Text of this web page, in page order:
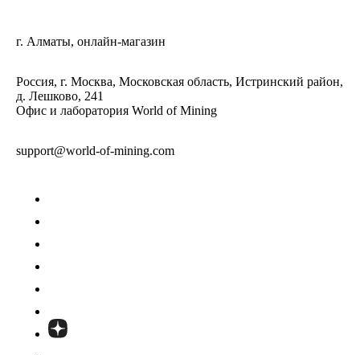
г. Алматы, онлайн-магазин
Россия, г. Москва, Московская область, Истринский район,
д. Лешково, 241
Офис и лаборатория World of Mining
support@world-of-mining.com